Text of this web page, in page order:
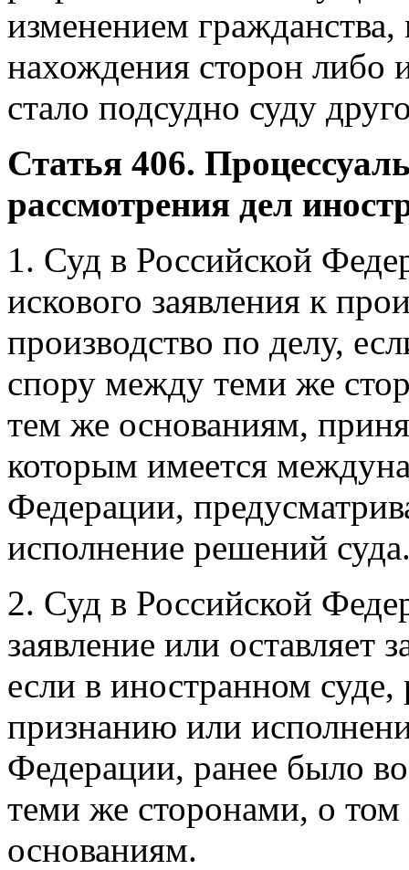
изменением гражданства,
нахождения сторон либо
стало подсудно суду
Статья 406.
рассмотрения дел
1. Суд в Российской
искового заявления к
производство по делу,
спору между теми же
тем же основаниям,
которым имеется
Федерации,
исполнение решений
2. Суд в Российской
заявление или оставляет
если в иностранном
признанию или
Федерации, ранее было
теми же сторонами, о
основаниям.